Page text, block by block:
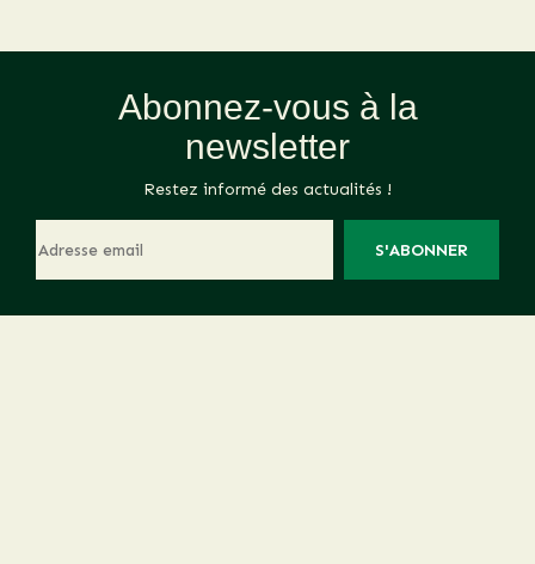
Abonnez-vous à la
newsletter
Restez informé des actualités !
S'ABONNER